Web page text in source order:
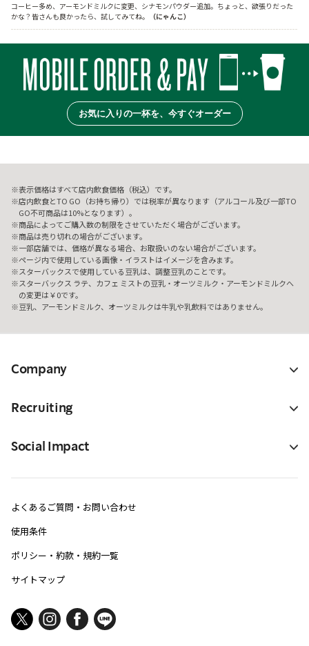
コーヒー多め、アーモンドミルクに変更、シナモンパウダー追加。ちょっと、欲張りだった
かな？皆さんも良かったら、試してみてね。
（にゃんこ）
お気に入りの一杯を、今すぐオーダー
表示価格はすべて店内飲食価格（税込）です。
店内飲食とTO GO（お持ち帰り）では税率が異なります（アルコール及び一部TO
GO不可商品は10%となります）。
商品によってご購入数の制限をさせていただく場合がございます。
商品は売り切れの場合がございます。
一部店舗では、価格が異なる場合、お取扱いのない場合がございます。
ページ内で使用している画像・イラストはイメージを含みます。
スターバックスで使用している豆乳は、調整豆乳のことです。
スターバックス ラテ、カフェ ミストの豆乳・オーツミルク・アーモンドミルクへ
の変更は￥0です。
豆乳、アーモンドミルク、オーツミルクは牛乳や乳飲料ではありません。
Company
Recruiting
Social Impact
よくあるご質問・お問い合わせ
使用条件
ポリシー・約款・規約一覧
サイトマップ